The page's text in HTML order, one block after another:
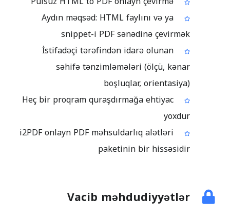
Aydın məqsəd: HTML faylını və ya
snippet-i PDF sənədinə çevirmək
İstifadəçi tərəfindən idarə olunan
səhifə tənzimləmələri (ölçü, kənar
boşluqlar, orientasiya)
Heç bir proqram quraşdırmağa ehtiyac
yoxdur
i2PDF onlayn PDF məhsuldarlıq alətləri
paketinin bir hissəsidir
Vacib məhdudiyyətlər